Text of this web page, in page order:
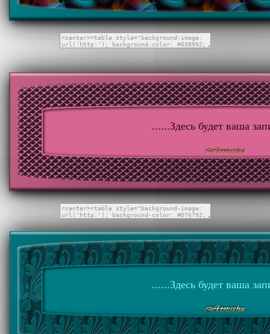
......Здесь будет ваша
......Здесь будет ваша